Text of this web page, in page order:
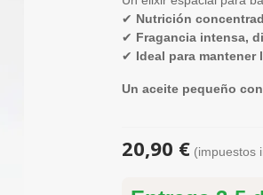
✔ Nutrición
✔ Fragancia intensa,
✔ Ideal para mantener
Un aceite pequeño
20,90 € (impuestos